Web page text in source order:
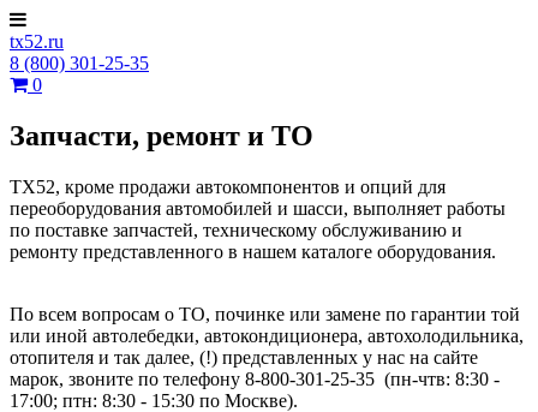
tx52.ru
8 (800) 301-25-35
0
Запчасти, ремонт и ТО
ТХ52, кроме продажи автокомпонентов и опций для
переоборудования автомобилей и шасси, выполняет работы
по поставке запчастей, техническому обслуживанию и
ремонту представленного в нашем каталоге оборудования.
По всем вопросам о ТО, починке или замене по гарантии той
или иной автолебедки, автокондиционера, автохолодильника,
отопителя и так далее, (!) представленных у нас на сайте
марок, звоните по телефону 8-800-301-25-35 (пн-чтв: 8:30 -
17:00; птн: 8:30 - 15:30 по Москве).